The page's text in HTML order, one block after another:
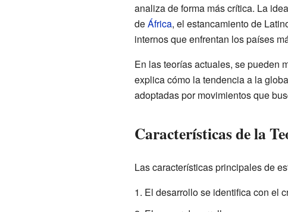
analiza de forma más crítica. La
deÁfrica, el estancamiento de
internos que enfrentan los países
En las teorías actuales, se pueden
explica cómo la tendencia a la
adoptadas por movimientos que
Características de la
Las características principales de
El desarrollo se identifica con el